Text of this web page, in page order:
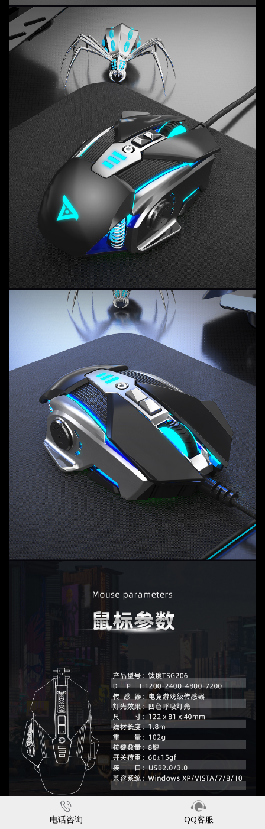
电话咨询 QQ客服